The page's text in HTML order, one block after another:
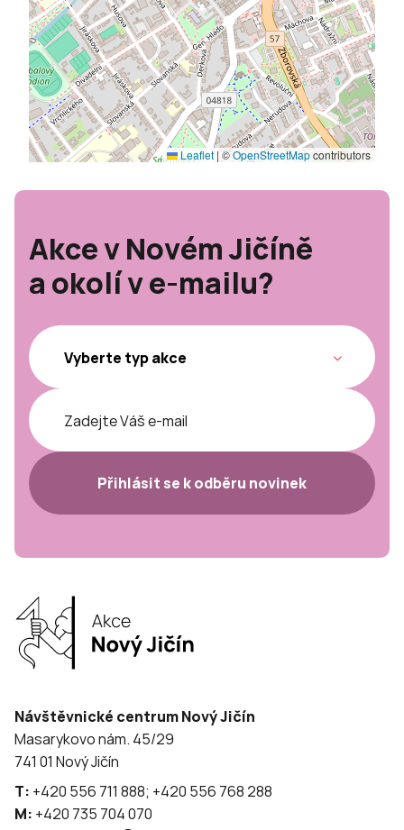
Leaflet |©OpenStreetMapcontributors
Akce v Novém Jičíně
a okolí v e-mailu?
Přihlásit se k odběru novinek
Návštěvnické centrum Nový Jičín
Masarykovo nám. 45/29
741 01 Nový Jičín
T: +420 556 711 888; +420 556 768 288
M: +420 735 704 070